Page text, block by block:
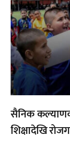
सैनिक
शिक्षादेखि